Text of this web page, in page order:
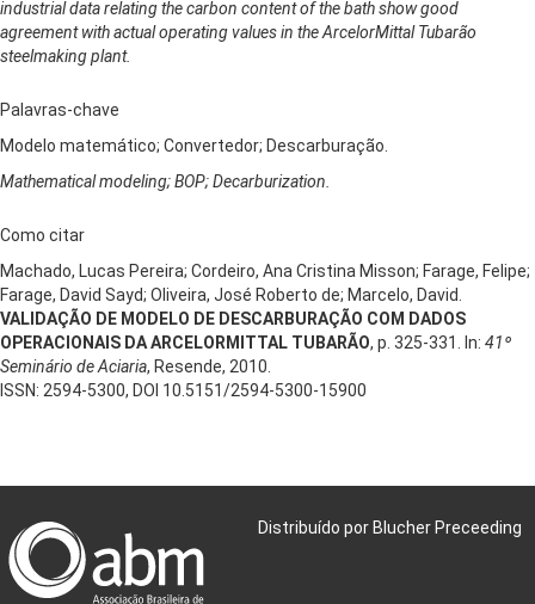
industrial data relating the carbon content of the bath show good
agreement with actual operating values in the ArcelorMittal Tubarão
steelmaking plant.
Palavras-chave
Modelo matemático; Convertedor; Descarburação.
Mathematical modeling; BOP; Decarburization.
Como citar
Machado, Lucas Pereira; Cordeiro, Ana Cristina Misson; Farage, Felipe;
Farage, David Sayd; Oliveira, José Roberto de; Marcelo, David.
VALIDAÇÃO DE MODELO DE DESCARBURAÇÃO COM DADOS
OPERACIONAIS DA ARCELORMITTAL TUBARÃO, p. 325-331. In: 41º
Seminário de Aciaria, Resende, 2010.
ISSN: 2594-5300, DOI 10.5151/2594-5300-15900
Distribuído por Blucher Preceeding